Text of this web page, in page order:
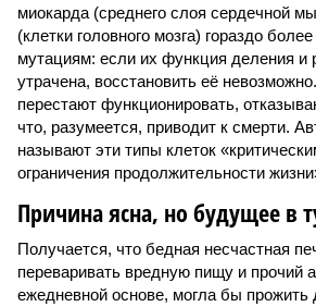
миокарда (среднего слоя сердечной
(клетки головного мозга) гораздо
мутациям: если их функция деления и
утрачена, восстановить её
перестают функционировать,
что, разумеется, приводит к смерти.
называют эти типы клеток
ограничения продолжительности
Причина ясна, но будущее в
Получается, что бедная несчастная
переваривать вредную пищу и прочий
ежедневной основе, могла бы прожить